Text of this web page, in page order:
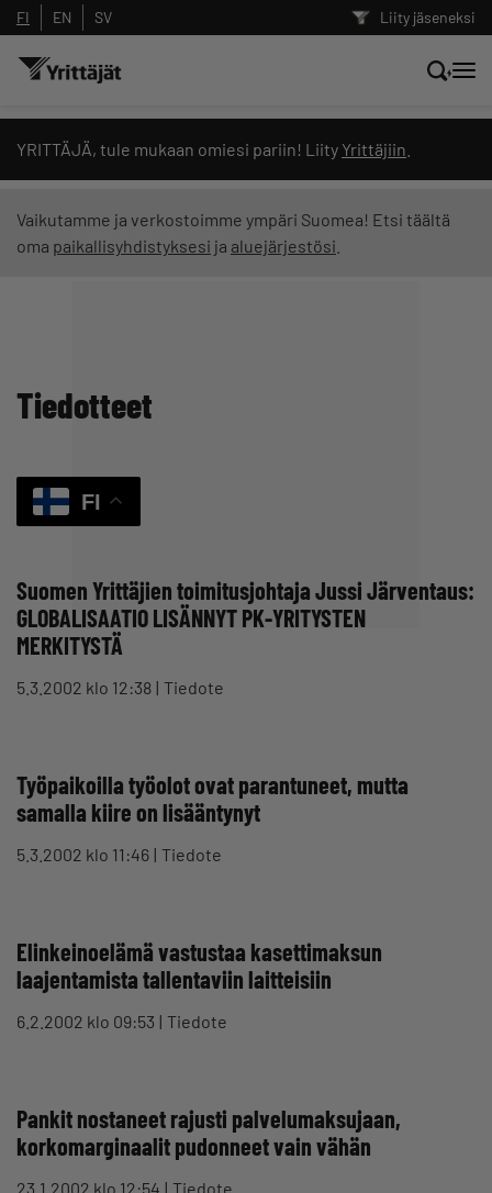
Liity jäseneksi
FI EN SV
YRITTÄJÄ, tule mukaan omiesi pariin! Liity Yrittäjiin
Vaikutamme ja verkostoimme ympäri Suomea! Etsi täältä
oma paikallisyhdistyksesi ja aluejärjestösi
Tiedotteet
FI
Suomen Yrittäjien toimitusjohtaja Jussi Järventaus:
GLOBALISAATIO LISÄNNYT PK-YRITYSTEN
MERKITYSTÄ
5.3.2002 klo 12:38 Tiedote
Työpaikoilla työolot ovat parantuneet, mutta
samalla kiire on lisääntynyt
5.3.2002 klo 11:46 Tiedote
Elinkeinoelämä vastustaa kasettimaksun
laajentamista tallentaviin laitteisiin
6.2.2002 klo 09:53 Tiedote
Pankit nostaneet rajusti palvelumaksujaan,
korkomarginaalit pudonneet vain vähän
23.1.2002 klo 12:54 Tiedote
Hae sivustolta tai kysy suoraan
Yrittäjien tekoälyltä